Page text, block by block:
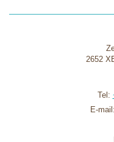
2652
Tel:
E-mail: